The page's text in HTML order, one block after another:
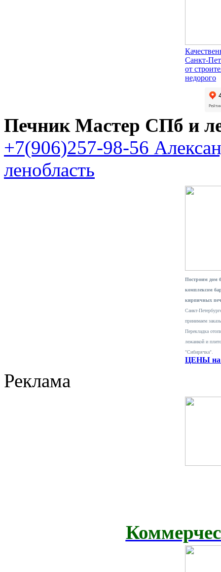
Санкт-
от
недорого
Печник Мастер СПб и
+7(906)257-98-56
ленобласть
Построим дом
комплексом
кирпичных
Санкт-
принимаем
Перекладка
лежанкой и
"Сибирячка".
ЦЕНЫ на
Реклама